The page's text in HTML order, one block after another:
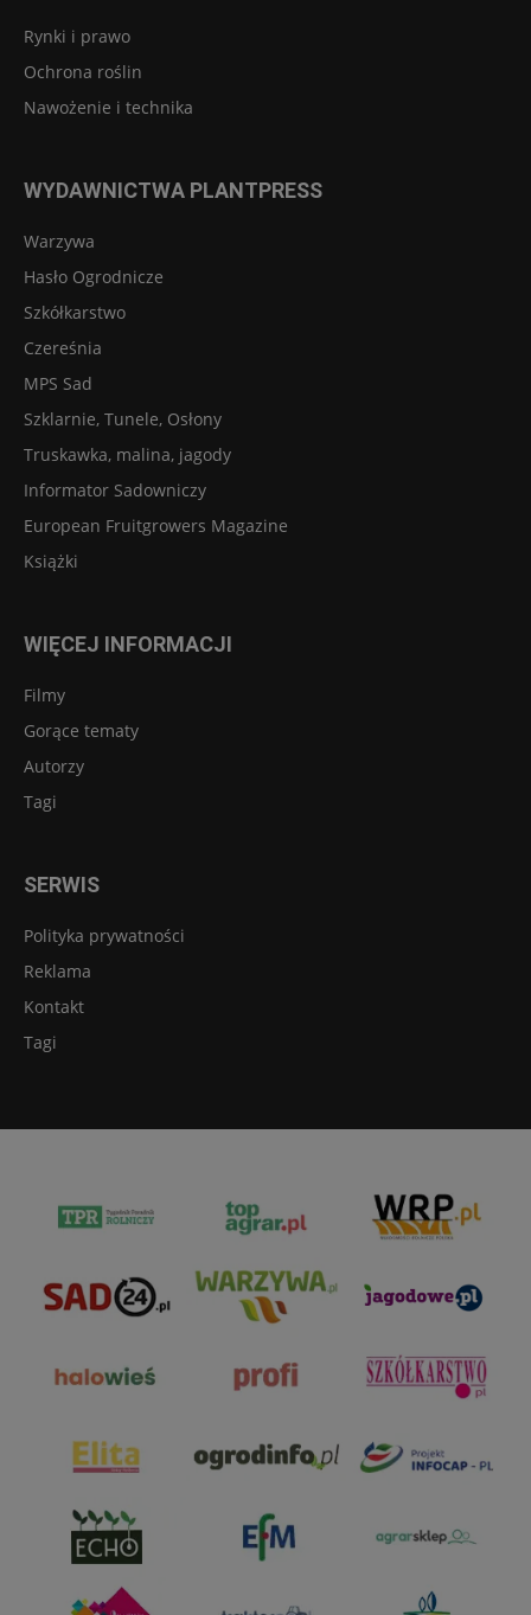
Rynki i prawo
Ochrona roślin
Nawożenie i technika
WYDAWNICTWA PLANTPRESS
Warzywa
Hasło Ogrodnicze
Szkółkarstwo
Czereśnia
MPS Sad
Szklarnie, Tunele, Osłony
Truskawka, malina, jagody
Informator Sadowniczy
European Fruitgrowers Magazine
Książki
WIĘCEJ INFORMACJI
Filmy
Gorące tematy
Autorzy
Tagi
SERWIS
Polityka prywatności
Reklama
Kontakt
Tagi